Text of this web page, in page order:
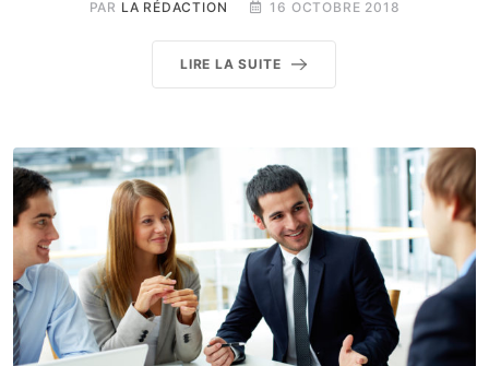
PAR LA RÉDACTION 16 OCTOBRE 2018
LIRE LA SUITE